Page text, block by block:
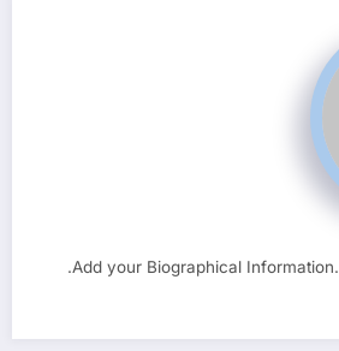
Add your Biographical Information.